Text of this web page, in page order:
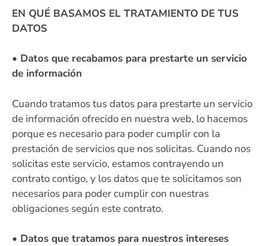
EN QUÉ BASAMOS EL TRATAMIENTO DE TUS
DATOS
• Datos que recabamos para prestarte un servicio
de información
Cuando tratamos tus datos para prestarte un servicio
de información ofrecido en nuestra web, lo hacemos
porque es necesario para poder cumplir con la
prestación de servicios que nos solicitas. Cuando nos
solicitas este servicio, estamos contrayendo un
contrato contigo, y los datos que te solicitamos son
necesarios para poder cumplir con nuestras
obligaciones según este contrato.
• Datos que tratamos para nuestros intereses